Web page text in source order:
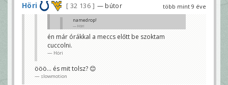
több mint 9 éve
Höri 32 136 — bútor
namedrop!
Höri
Nem vagy úton még a stúdióba? Vagy már ott vagy?
😊
én már órákkal a meccs előtt be szoktam
cuccolni.
Höri
ööö... és mit tolsz? 😊
slowmotion